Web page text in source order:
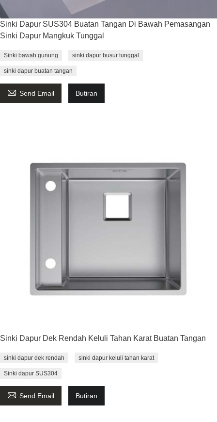
Sinki Dapur SUS304 Buatan Tangan Di Bawah Pemasangan
Sinki Dapur Mangkuk Tunggal
Sinki bawah gunung sinki dapur busur tunggal
sinki dapur buatan tangan
 Send Email Butiran
Sinki Dapur Dek Rendah Keluli Tahan Karat Buatan Tangan
sinki dapur dek rendah sinki dapur keluli tahan karat
Sinki dapur SUS304
 Send Email Butiran